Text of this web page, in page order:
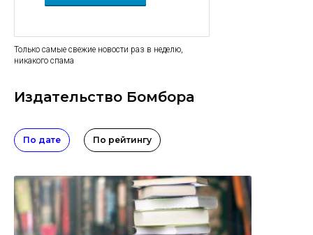
Только самые свежие новости раз в неделю,
никакого спама
Издательство Бомбора
По дате По рейтингу